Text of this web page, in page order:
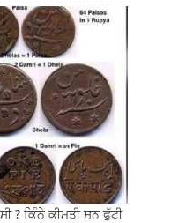
? ਕਿੰਨੇ ਕੀਮਤੀ ਸਨ ਫੁੱਟੀ